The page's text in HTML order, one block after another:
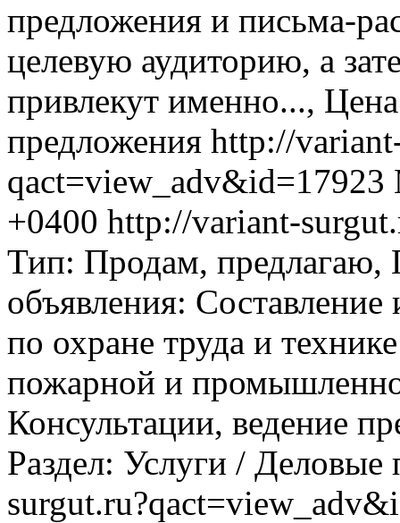
предложения и письма-
целевую аудиторию, а
привлекут именно...,
предложения http://
qact=view_adv&id=17923
+0400 http://variant-
Тип: Продам, предлагаю,
объявления:
по охране труда и
пожарной и
Консультации, ведение
Раздел: Услуги / Деловые